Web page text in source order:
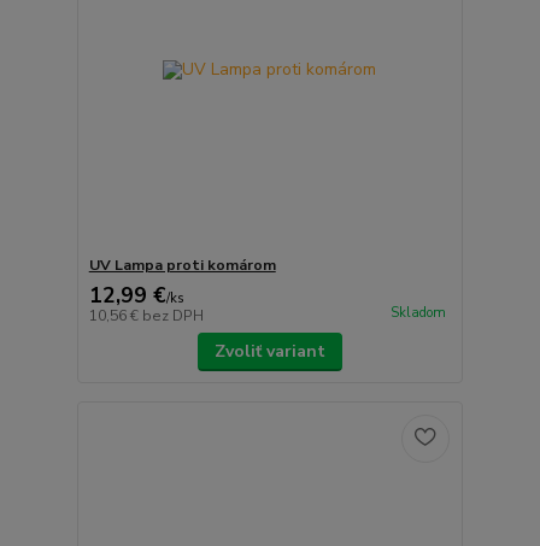
UV Lampa proti komárom
12,99 €/ks
10,56 € bez DPH Skladom
Zvoliť variant